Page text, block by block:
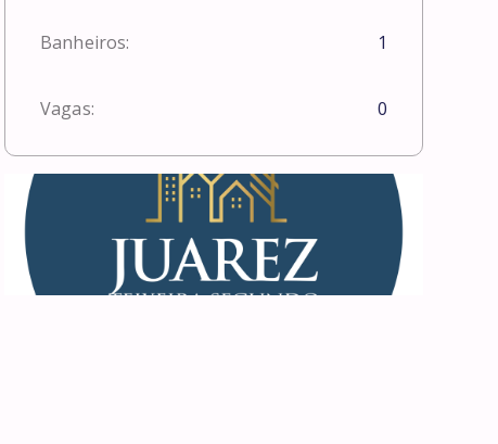
Banheiros: 1
Vagas: 0